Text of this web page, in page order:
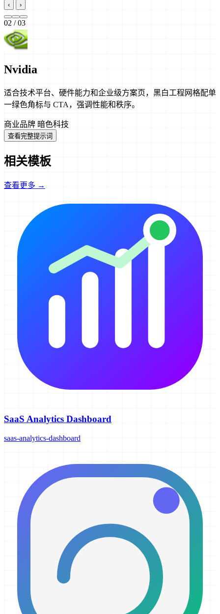
‹ ›
02 / 03
Nvidia
适合技术平台、硬件能力和企业级方案页，黑白工程网格配单
一绿色角标与 CTA，强调性能和秩序。
商业品牌 暗色科技
查看完整提示词
相关模板
查看更多 →
SaaS Analytics Dashboard
saas-analytics-dashboard